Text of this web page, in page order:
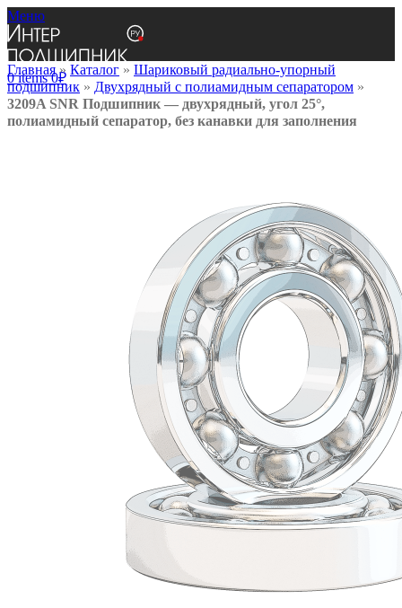
Меню
0items 0₽
Главная» Каталог » Шариковый радиально-упорный
подшипник » Двухрядный с полиамидным сепаратором »
3209A SNR Подшипник — двухрядный, угол 25°,
полиамидный сепаратор, без канавки для заполнения